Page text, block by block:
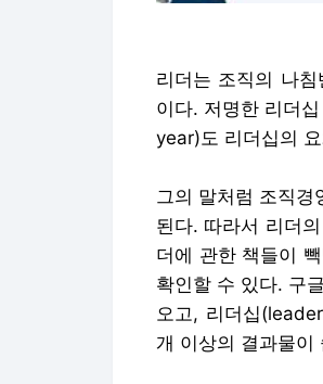
리더는 조직의 나
이다. 저명한 리더
year)도 리더십의
그의 말처럼 조직경
된다. 따라서 리더
더에 관한 책들이
확인할 수 있다. 구
오고, 리더십
개 이상의 결과물이